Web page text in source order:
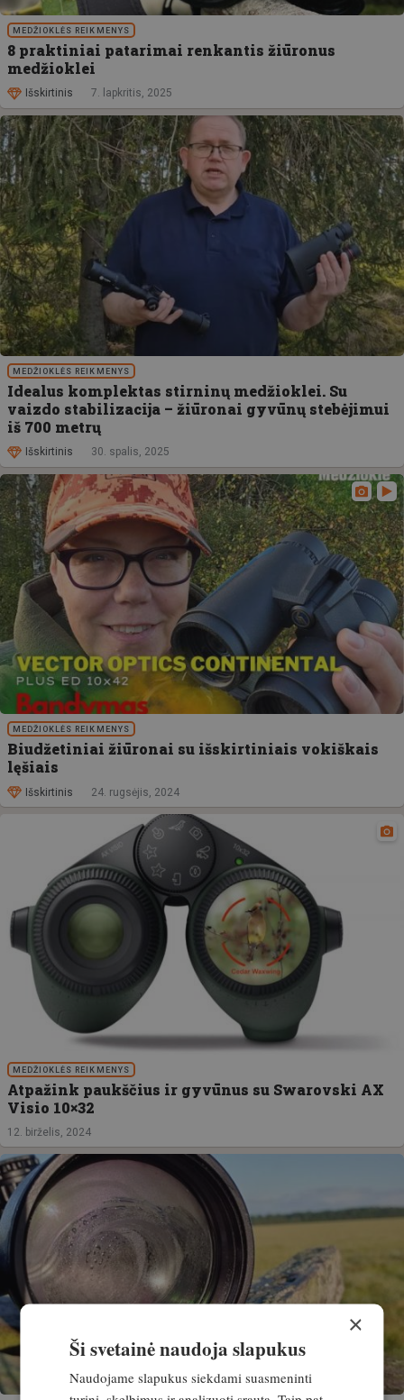
MEDŽIOKLĖS REIKMENYS
8 praktiniai patarimai renkantis žiūronus
medžioklei
Išskirtinis 7. lapkritis, 2025
MEDŽIOKLĖS REIKMENYS
Idealus komplektas stirninų medžioklei. Su
vaizdo stabilizacija – žiūronai gyvūnų stebėjimui
iš 700 metrų
Išskirtinis 30. spalis, 2025
MEDŽIOKLĖS REIKMENYS
Biudžetiniai žiūronai su išskirtiniais vokiškais
lęšiais
Išskirtinis 24. rugsėjis, 2024
MEDŽIOKLĖS REIKMENYS
Atpažink paukščius ir gyvūnus su Swarovski AX
Visio 10×32
12. birželis, 2024
×
Ši svetainė naudoja slapukus
Naudojame slapukus siekdami suasmeninti